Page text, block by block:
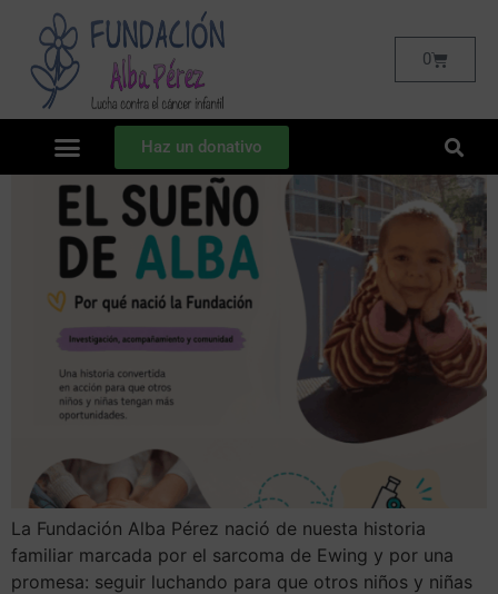
0
Haz un donativo
La Fundación Alba Pérez nació de nuesta historia
familiar marcada por el sarcoma de Ewing y por una
promesa: seguir luchando para que otros niños y niñas